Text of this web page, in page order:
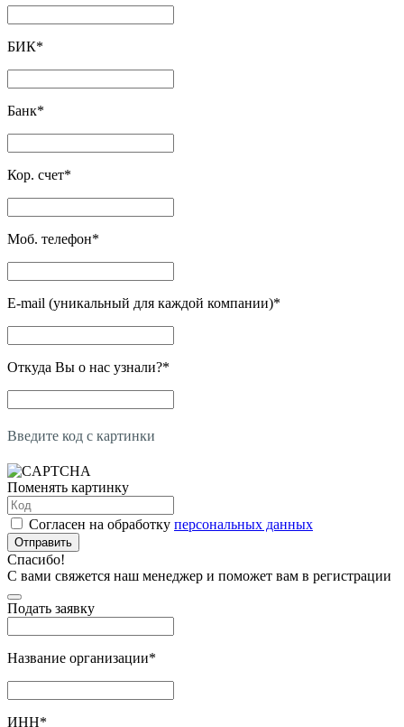
БИК*
Банк*
Кор. счет*
Моб. телефон*
E-mail (уникальный для каждой компании)*
Откуда Вы о нас узнали?*
Введите код с картинки
Поменять картинку
Согласен на обработку персональных данных
Отправить
Спасибо!
С вами свяжется наш менеджер и поможет вам в регистрации
Подать заявку
Название организации*
ИНН*